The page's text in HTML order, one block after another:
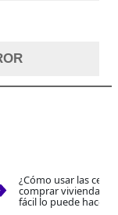
¿Cómo usar las
comprar vivienda
fácil lo puede hacer